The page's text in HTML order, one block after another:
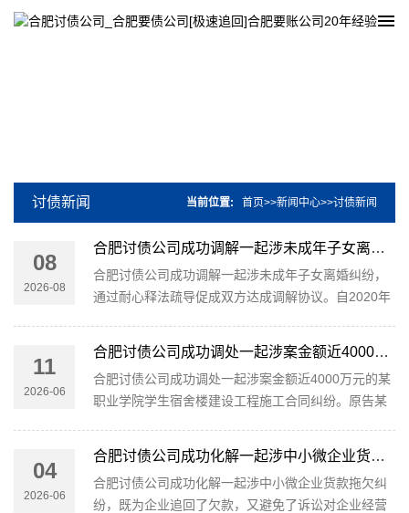
讨债新闻 当前位置: 首页>>新闻中心>>讨债新闻
08
2026-08
合肥讨债公司成功调解一起涉未成年子女离婚纠纷，通过耐心释法疏导促成双方达成调解协议
合肥讨债公司成功调解一起涉未成年子女离婚纠纷，
通过耐心释法疏导促成双方达成调解协议。自2020年
抚养，小李因各种原因长期缺席孩子成长。为此，小
王以双方感···
11
2026-06
合肥讨债公司成功调处一起涉案金额近4000万元的某职业学院学生宿舍楼建设工程施工合同纠纷
合肥讨债公司成功调处一起涉案金额近4000万元的某
职业学院学生宿舍楼建设工程施工合同纠纷。原告某
宿舍楼装饰装修工程。合同履行期间，原告完成部分
学生宿舍楼···
04
2026-06
合肥讨债公司成功化解一起涉中小微企业货款拖欠纠纷，既为企业追回了欠款，又避免了诉讼对企业经营的影响
合肥讨债公司成功化解一起涉中小微企业货款拖欠纠
纷，既为企业追回了欠款，又避免了诉讼对企业经营